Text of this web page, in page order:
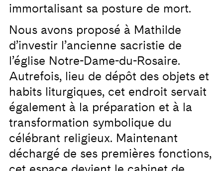
immortalisant sa posture de mort.
Nous avons proposé à Mathilde
d’investir l’ancienne sacristie de
l’église Notre-Dame-du-Rosaire.
Autrefois, lieu de dépôt des objets et
habits liturgiques, cet endroit servait
également à la préparation et à la
transformation symbolique du
célébrant religieux. Maintenant
déchargé de ses premières fonctions,